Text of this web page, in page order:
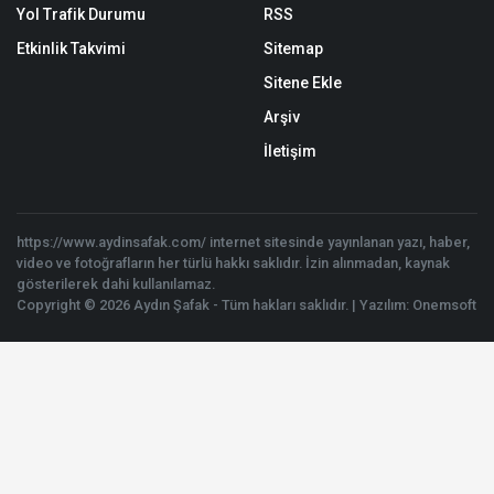
Yol Trafik Durumu
Etkinlik Takvimi
RSS
Sitemap
Sitene Ekle
Arşiv
İletişim
https://www.aydinsafak.com/ internet sitesinde yayınlanan yazı, haber,
video ve fotoğrafların her türlü hakkı saklıdır. İzin alınmadan, kaynak
gösterilerek dahi kullanılamaz.
Copyright © 2026 Aydın Şafak - Tüm hakları saklıdır. | Yazılım: Onemsoft